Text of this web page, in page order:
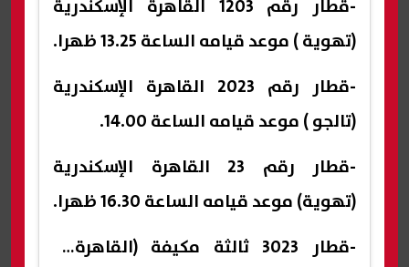
-قطار رقم 1203 القاهرة الإسكندرية
(تهوية ) موعد قيامه الساعة 13.25 ظهرا.
-قطار رقم 2023 القاهرة الإسكندرية
(تالجو ) موعد قيامه الساعة 14.00.
-قطار رقم 23 القاهرة الإسكندرية
(تهوية) موعد قيامه الساعة 16.30 ظهرا.
-قطار 3023 ثالثة مكيفة (القاهرة /